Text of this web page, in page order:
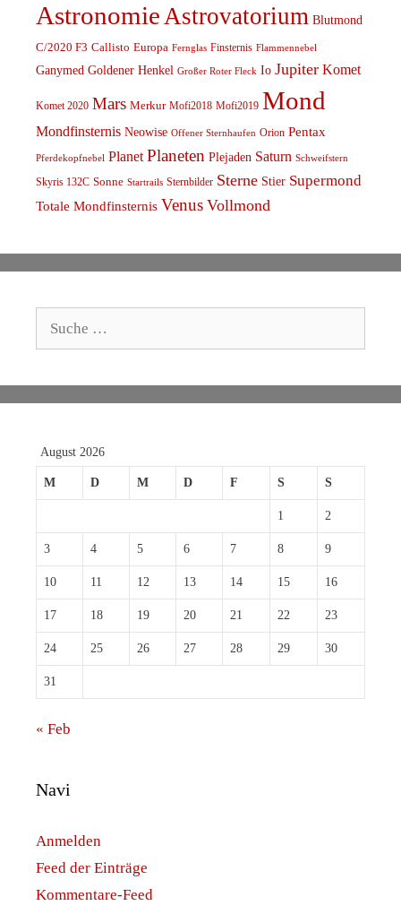
AstronomieAstrovatorium Blutmond
C/2020 F3 Callisto Europa Fernglas Finsternis Flammennebel
Ganymed Goldener Henkel Großer Roter Fleck Io Jupiter Komet
Komet 2020 Mars Merkur Mofi2018 Mofi2019 Mond
Mondfinsternis Neowise Offener Sternhaufen Orion Pentax
Pferdekopfnebel Planet Planeten Plejaden Saturn Schweifstern
Skyris 132C Sonne Startrails Sternbilder Sterne Stier Supermond
Totale Mondfinsternis Venus Vollmond
August 2026
M D M D F S S
1 2
3 4 5 6 7 8 9
10 11 12 13 14 15 16
17 18 19 20 21 22 23
24 25 26 27 28 29 30
31
« Feb
Navi
Anmelden
Feed der Einträge
Kommentare-Feed